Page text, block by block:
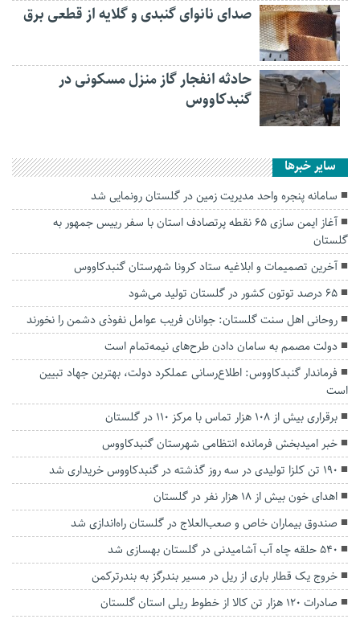
صدای نانوای گنبدی و گلایه از قطعی برق
حادثه انفجار گاز منزل مسکونی در
گنبدکاووس
سایر خبرها
سامانه پنجره واحد مدیریت زمین در گلستان رونمایی شد
آغاز ایمن سازی ۶۵ نقطه پرتصادف استان با سفر رییس جمهور به
گلستان
آخرین تصمیمات و ابلاغیه ستاد کرونا شهرستان گنبدکاووس
۶۵ درصد توتون کشور در گلستان تولید می‌شود
روحانی اهل سنت گلستان: جوانان فریب عوامل نفوذی دشمن را نخورند
دولت مصمم به سامان دادن طرح‌های نیمه‌تمام است
فرماندار گنبدکاووس: اطلاع‌رسانی عملکرد دولت، بهترین جهاد تبیین
است
برقراری بیش از ۱۰۸ هزار تماس با مرکز ۱۱۰ در گلستان
خبر امیدبخش فرمانده انتظامی شهرستان گنبدکاووس
۱۹۰ تن کلزا تولیدی در سه روز گذشته در گنبدکاووس خریداری شد
اهدای خون بیش از ۱۸ هزار نفر در گلستان
صندوق بیماران خاص و صعب‌العلاج در گلستان راه‌اندازی شد
۵۴۰ حلقه چاه آب آشامیدنی در گلستان بهسازی شد
خروج یک قطار باری از ریل در مسیر بندرگز به بندرترکمن
صادرات 120 هزار تن کالا از خطوط ریلی استان گلستان